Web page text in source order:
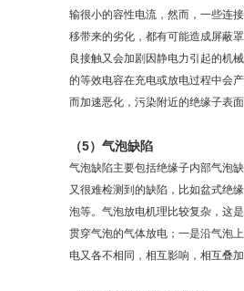
输很小的容性电流，然而，一些连
移带来的劣化，都有可能造成屏蔽
良接触又会加剧因静电力引起的机
的等效电容在充电或放电过程中会
而加速恶化，污染附近的绝缘子表
（5）气泡缺陷
气泡缺陷主要包括绝缘子内部气泡
又很难检测到的缺陷，比如盆式绝
泡等。气泡放电机理比较复杂，这
贯穿气泡的气体放电；一是沿气泡
电又各不相同，相互影响，相互叠